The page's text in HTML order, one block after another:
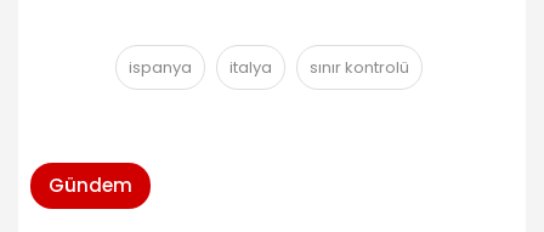
ispanya italya sınır kontrolü
Gündem